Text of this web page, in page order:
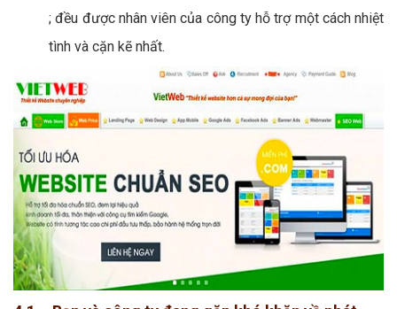
; đều được nhân viên của công ty hỗ trợ một cách nhiệt
tình và cặn kẽ nhất.